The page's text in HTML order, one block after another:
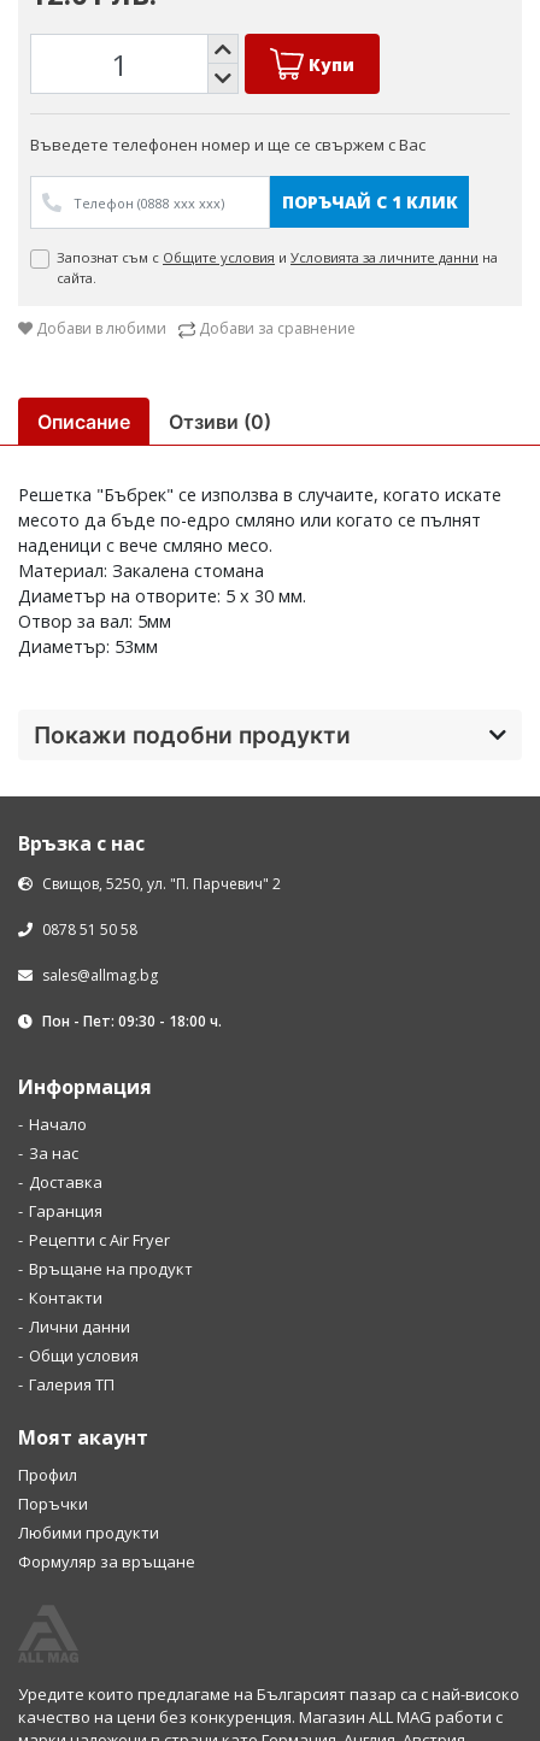
Купи
Въведете телефонен номер и ще се свържем с Вас
ПОРЪЧАЙ С 1 КЛИК
Запознат съм с Общите условия и Условията за личните данни на
сайта.
Добави в любими Добави за сравнение
Описание Отзиви (0)
Решетка "Бъбрек" се използва в случаите, когато искате
месото да бъде по-едро смляно или когато се пълнят
наденици с вече смляно месо.
Материал: Закалена стомана
Диаметър на отворите: 5 х 30 мм.
Отвор за вал: 5мм
Диаметър: 53мм
Покажи подобни продукти
Връзка с нас
Свищов, 5250, ул. "П. Парчевич" 2
0878 51 50 58
sales@allmag.bg
Пон - Пет: 09:30 - 18:00 ч.
Информация
Начало
За нас
Доставка
Гаранция
Рецепти с Air Fryer
Връщане на продукт
Контакти
Лични данни
Общи условия
Галерия ТП
Моят акаунт
Профил
Поръчки
Любими продукти
Формуляр за връщане
Уредите които предлагаме на Българсият пазар са с най-високо
качество на цени без конкуренция. Магазин ALL MAG работи с